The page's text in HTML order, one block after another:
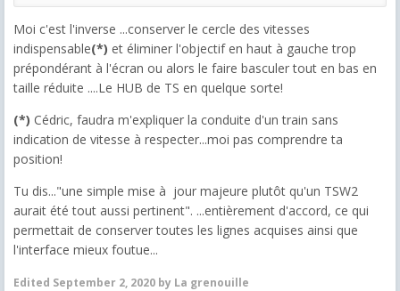
Moi c'est l'inverse ...conserver le cercle des vitesses
indispensable(*) et éliminer l'objectif en haut à gauche trop
prépondérant à l'écran ou alors le faire basculer tout en bas en
taille réduite ....Le HUB de TS en quelque sorte!
(*) Cédric, faudra m'expliquer la conduite d'un train sans
indication de vitesse à respecter...moi pas comprendre ta
position!
Tu dis..."une simple mise à jour majeure plutôt qu'un TSW2
aurait été tout aussi pertinent". ...entièrement d'accord, ce qui
permettait de conserver toutes les lignes acquises ainsi que
l'interface mieux foutue...
Edited September 2, 2020 by La grenouille